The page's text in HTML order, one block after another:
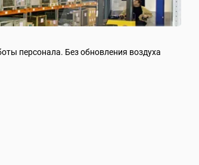
персонала. Без обновления воздуха